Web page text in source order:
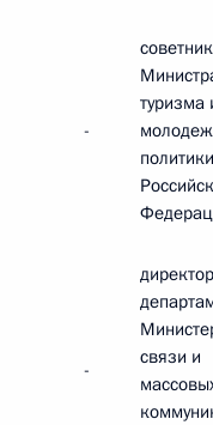
-
туризма
политики
-
связи и